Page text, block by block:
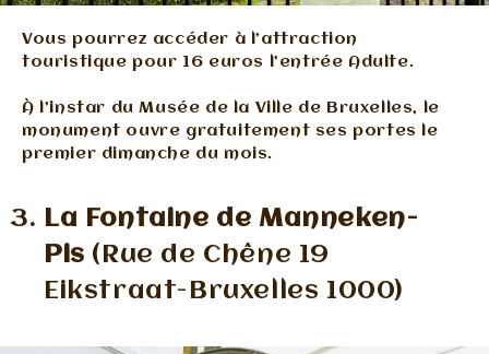
Vous pourrez accéder à l’attraction
touristique pour 16 euros l’entrée Adulte.
À l’instar du Musée de la Ville de Bruxelles, le
monument ouvre gratuitement ses portes le
premier dimanche du mois.
La Fontaine de Manneken-
Pis (Rue de Chêne 19
Eikstraat-Bruxelles 1000)